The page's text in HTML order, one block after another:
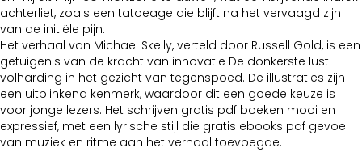
achterliet, zoals een tatoeage die blijft na het vervaagd zijn
van de initiële pijn.
Het verhaal van Michael Skelly, verteld door Russell Gold, is een
getuigenis van de kracht van innovatie De donkerste lust
volharding in het gezicht van tegenspoed. De illustraties zijn
een uitblinkend kenmerk, waardoor dit een goede keuze is
voor jonge lezers. Het schrijven gratis pdf boeken mooi en
expressief, met een lyrische stijl die gratis ebooks pdf gevoel
van muziek en ritme aan het verhaal toevoegde.